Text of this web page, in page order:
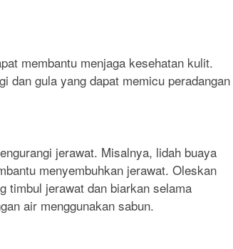
membantu menjaga kesehatan kulit.
dan gula yang dapat memicu peradangan
jerawat. Misalnya, lidah buaya
menyembuhkan jerawat. Oleskan
timbul jerawat dan biarkan selama
air menggunakan sabun.